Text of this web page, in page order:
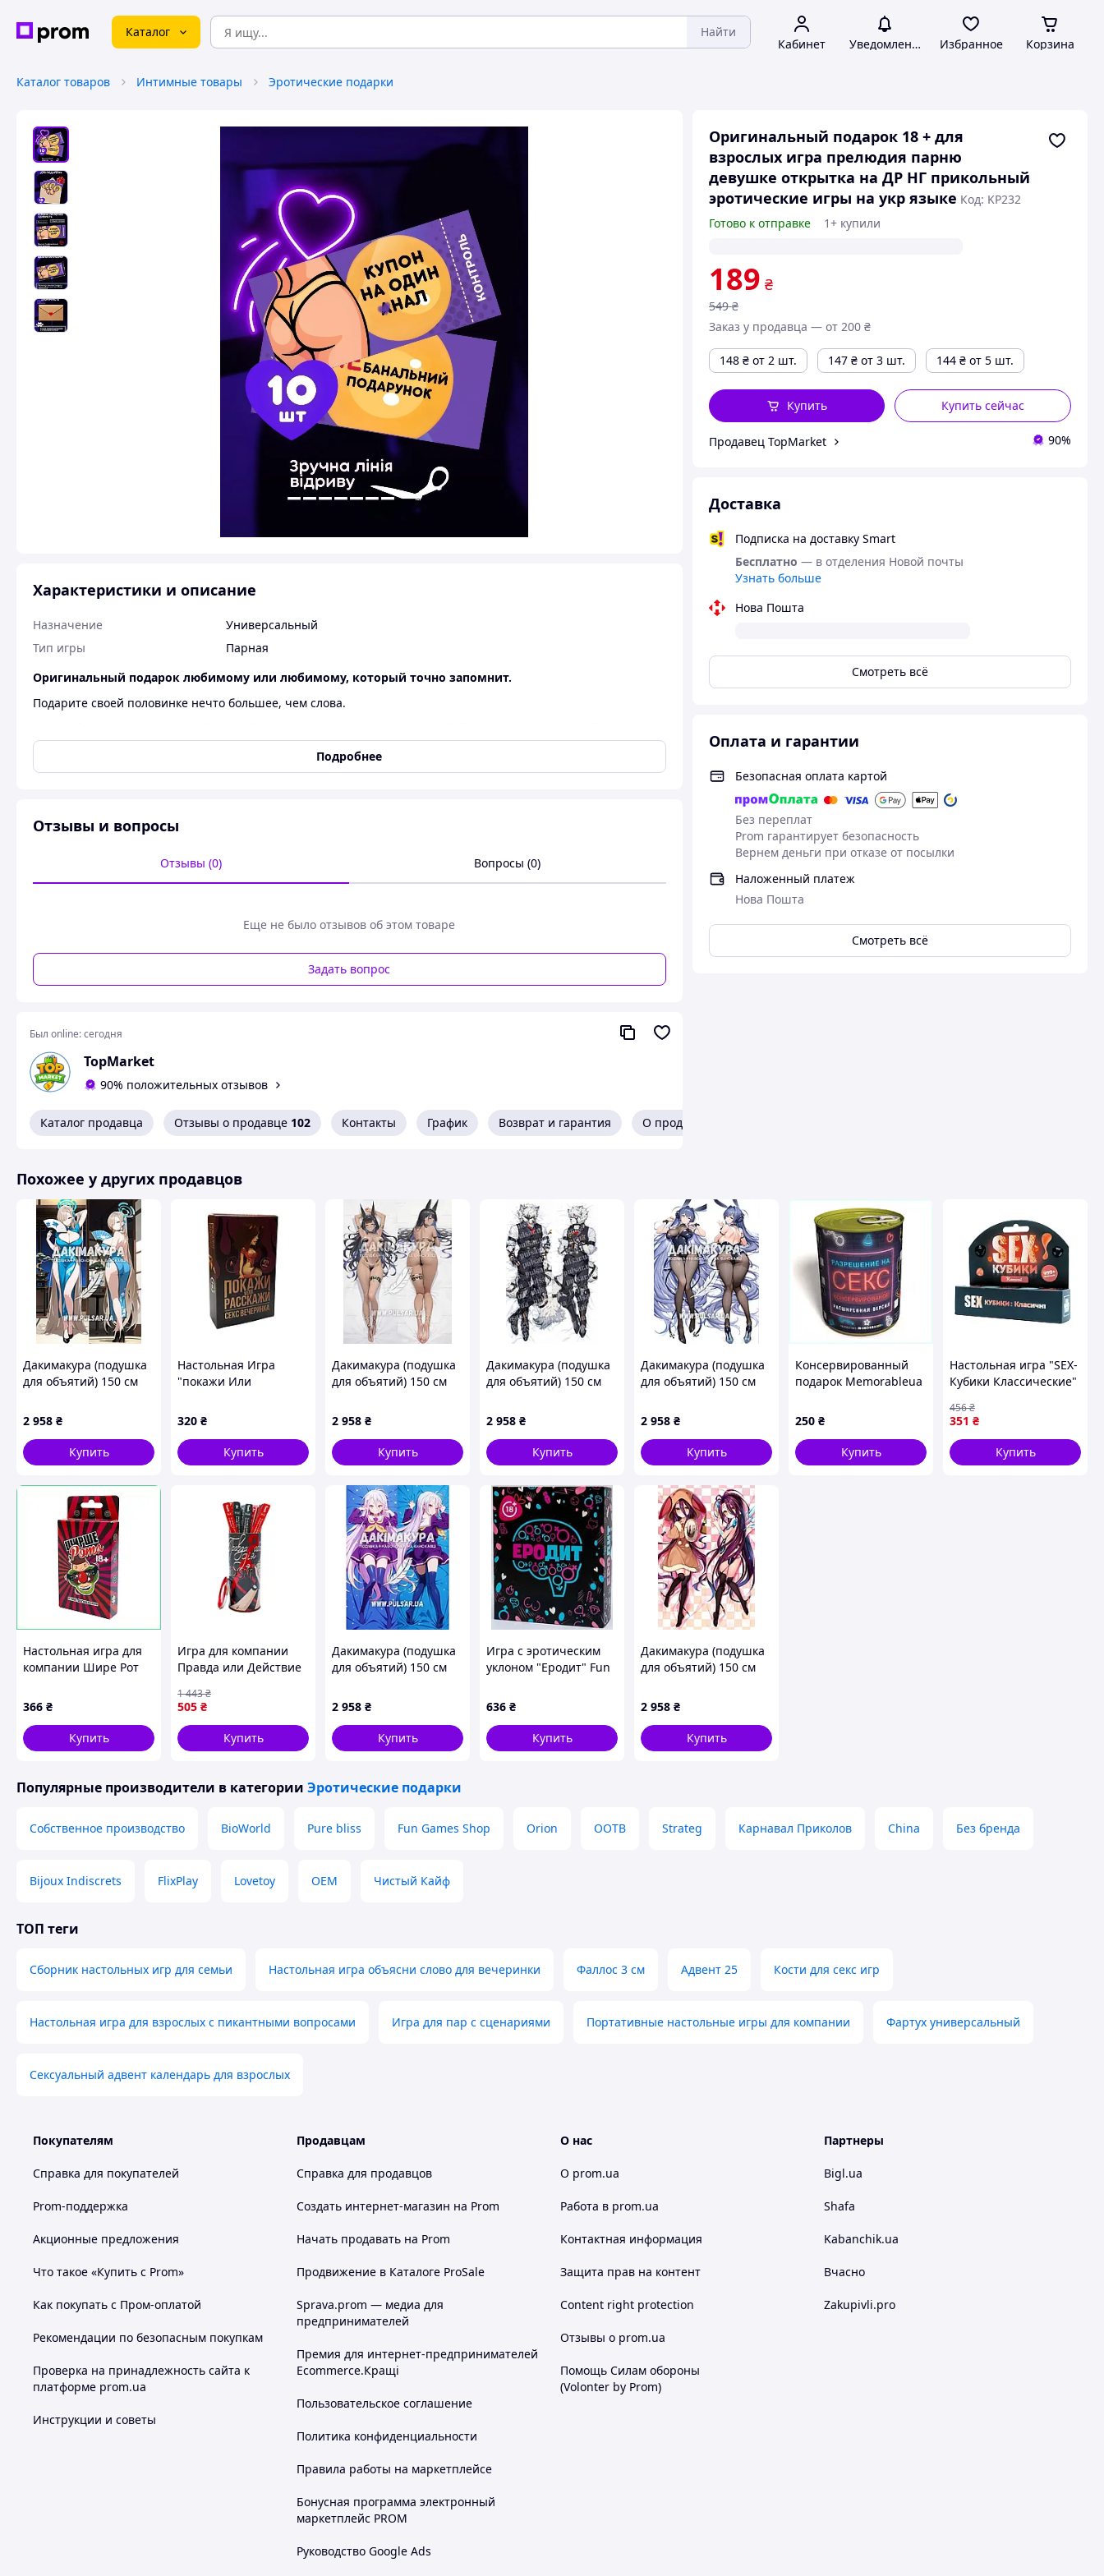
Каталог Найти
Кабинет Уведомления Избранное Корзина
Каталог товаров Интимные товары Эротические подарки
Оригинальный подарок 18 + для
взрослых игра прелюдия парню
девушке открытка на ДР НГ прикольный
эротические игры на укр языке Код: KP232
Готово к отправке
1+ купили
189 ₴
549 ₴
Заказ у продавца — от 200 ₴
148 ₴ от 2 шт. 147 ₴ от 3 шт. 144 ₴ от 5 шт.
Купить сейчас
Купить
Продавец TopMarket 90%
Доставка
Подписка на доставку Smart
Бесплатно — в отделения Новой почты
Узнать больше
Нова Пошта
Смотреть всё
Оплата и гарантии
Безопасная оплата картой
Без переплат
Prom гарантирует безопасность
Вернем деньги при отказе от посылки
Наложенный платеж
Нова Пошта
Смотреть всё
Характеристики и описание
Назначение
Универсальный
Тип игры
Парная
Оригинальный подарок любимому или любимому, который точно запомнит.
Подарите своей половинке нечто большее, чем слова.
станет маленьким приключением и докажет, насколько вы цените друг друга.
Идеально для тех, кто хочет разнообразить свои отношения и показать заботу оригинальным способом
Подробнее
Отзывы и вопросы
Отзывы (0) Вопросы (0)
Еще не было отзывов об этом товаре
Задать вопрос
Был online:сегодня
TopMarket
90% положительных отзывов
Каталог продавца Отзывы о продавце 102 Контакты График Возврат и гарантия О продавце
Похожее у других продавцов
Дакимакура (подушка
для объятий) 150 см
Archive» модель 5
2 958 ₴
Купить
Настольная Игра
"покажи Или
Тематика" Plr-0019
Shopingo Настільна
Гра "покажи Або
Розкажи. Секс
320 ₴
Купить
Дакимакура (подушка
для объятий) 150 см
Stars and Roses»
модель 1
2 958 ₴
Купить
Дакимакура (подушка
для объятий) 150 см
Lycaon» tape 1
2 958 ₴
Купить
Дакимакура (подушка
для объятий) 150 см
Lane» модель 1
2 958 ₴
Купить
Консервированный
подарок Memorableua
отдыха, 24T5X5203
250 ₴
Купить
Настольная игра "SEX-
Кубики Классические"
украинском языке,
Toyman
351 ₴
456₴
Купить
Настольная игра для
компании Шире Рот
дополнение на
украинском языке
FGS60 премиум
366 ₴
Купить
Игра для компании
Правда или Действие
украинском языке
AlterDeal -thrilling-
unlimited-choice-
505 ₴
1 443₴
Купить
Дакимакура (подушка
для объятий) 150 см
жизни» tape 5
2 958 ₴
Купить
Игра с эротическим
уклоном "Еродит" Fun
636 ₴
Купить
Дакимакура (подушка
для объятий) 150 см
Shuvi Dola» tape 1
2 958 ₴
Купить
Популярные производители в категории Эротические подарки
Собственное производство BioWorld Pure bliss Fun Games Shop Orion OOTB Strateg Карнавал Приколов China Без бренда
Bijoux Indiscrets FlixPlay Lovetoy OEM Чистый Кайф
ТОП теги
Сборник настольных игр для семьи Настольная игра объясни слово для вечеринки Фаллос 3 см Адвент 25 Кости для секс игр
Настольная игра для взрослых с пикантными вопросами Игра для пар с сценариями Портативные настольные игры для компании Фартух универсальный
Сексуальный адвент календарь для взрослых
Покупателям
Справка для покупателей
Prom-поддержка
Акционные предложения
Что такое «Купить с Prom»
Как покупать с Пром-оплатой
Рекомендации по безопасным покупкам
Проверка на принадлежность сайта к
платформе prom.ua
Инструкции и советы
Продавцам
Справка для продавцов
Создать интернет-магазин на Prom
Начать продавать на Prom
Продвижение в Каталоге ProSale
Sprava.prom — медиа для
предпринимателей
Премия для интернет-предпринимателей
Ecommerce.Кращі
Пользовательское соглашение
Политика конфиденциальности
Правила работы на маркетплейсе
Бонусная программа электронный
маркетплейс PROM
Руководство Google Ads
О нас
О prom.ua
Работа в prom.ua
Контактная информация
Защита прав на контент
Content right protection
Отзывы о prom.ua
Помощь Силам обороны
(Volonter by Prom)
Партнеры
Bigl.ua
Shafa
Kabanchik.ua
Вчасно
Zakupivli.pro